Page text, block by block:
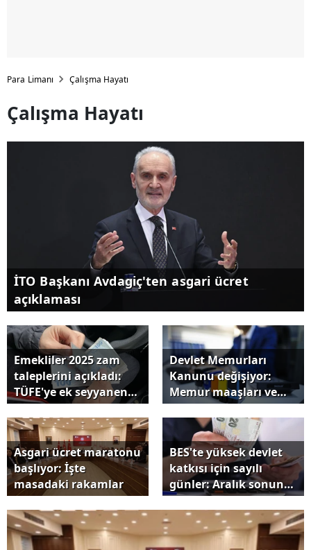
Para Limanı Çalışma Hayatı
Çalışma Hayatı
İTO Başkanı Avdagiç'ten asgari ücret
açıklaması
Emekliler 2025 zam
taleplerini açıkladı:
TÜFE'ye ek seyyanen
10 bin TL zam
Devlet Memurları
Kanunu değişiyor:
Memur maaşları ve
ikramiye tutarları
artacak
Asgari ücret maratonu
başlıyor: İşte
masadaki rakamlar
BES'te yüksek devlet
katkısı için sayılı
günler: Aralık sonuna
dikkat